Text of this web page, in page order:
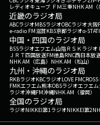
レディオキューブ ＦＭ三重NHK AM（
近畿のラジオ局
ABCラジオMBSラジオOBCラジオ大阪
e-radio FM滋賀KBS京都ラジオα-
中国・四国のラジオ局
BSSラジオエフエム山陰ＲＳＫラジオ
ＪＲＴ四国放送FM徳島RNC西日本放
NHK AM（広島） NHK AM（松山）
九州・沖縄のラジオ局
RKBラジオKBCラジオLOVE FMCROSS
FMKエフエム熊本OBSラジオエフエ
ラジオ沖縄FM沖縄NHK AM（福岡）
全国のラジオ局
ラジオNIKKEI第1ラジオNIKKEI第2